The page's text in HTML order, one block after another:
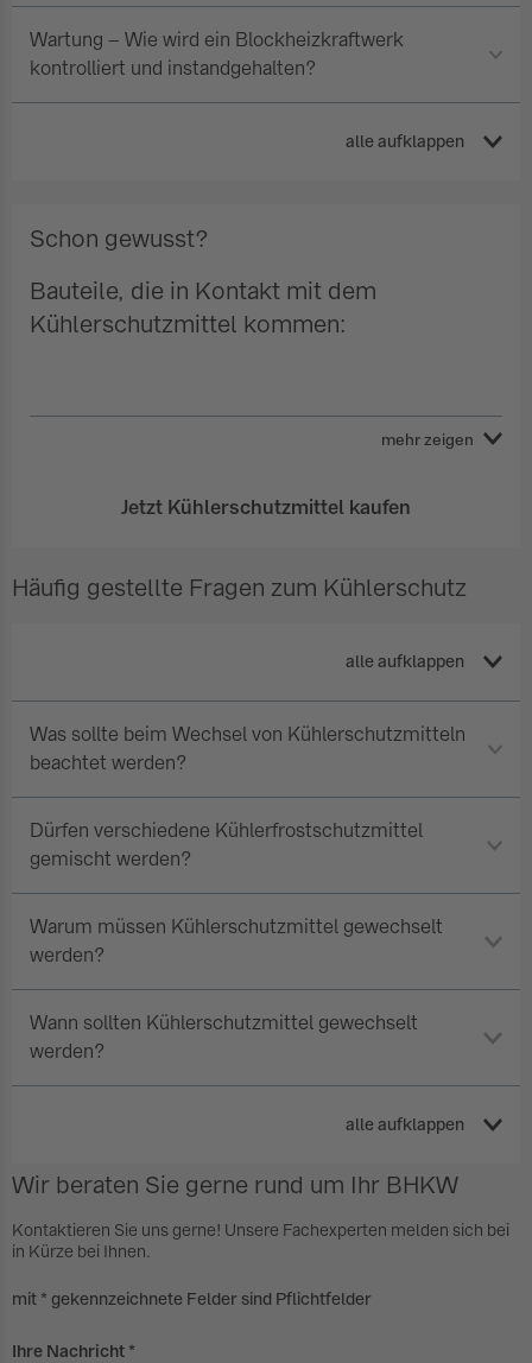
Wartung – Wie wird ein Blockheizkraftwerk
kontrolliert und instandgehalten?
alle aufklappen
Schon gewusst?
Bauteile, die in Kontakt mit dem
Kühlerschutzmittel kommen:
Jetzt Kühlerschutzmittel kaufen
Häufig gestellte Fragen zum Kühlerschutz
alle aufklappen
Was sollte beim Wechsel von Kühlerschutzmitteln
beachtet werden?
Dürfen verschiedene Kühlerfrostschutzmittel
gemischt werden?
Warum müssen Kühlerschutzmittel gewechselt
werden?
Wann sollten Kühlerschutzmittel gewechselt
werden?
alle aufklappen
Wir beraten Sie gerne rund um Ihr BHKW
Kontaktieren Sie uns gerne! Unsere Fachexperten melden sich bei
in Kürze bei Ihnen.
mit * gekennzeichnete Felder sind Pflichtfelder
Ihre Nachricht